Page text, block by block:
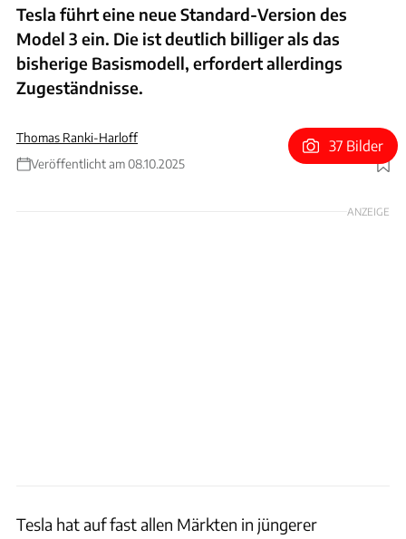
Tesla führt eine neue Standard-Version des
Model 3 ein. Die ist deutlich billiger als das
bisherige Basismodell, erfordert allerdings
Zugeständnisse.
Thomas Ranki-Harloff
Veröffentlicht am 08.10.2025
Foto: Tesla
37 Bilder
ANZEIGE
Tesla hat auf fast allen Märkten in jüngerer